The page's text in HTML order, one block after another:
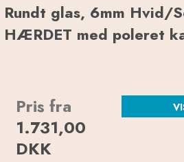
Rundt glas, 6mm Hvid/
HÆRDET med poleret
Pris fra
1.731,00
DKK